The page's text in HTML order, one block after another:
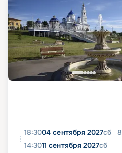
18:3004 сентября 2027сб 8
14:3011 сентября 2027сб